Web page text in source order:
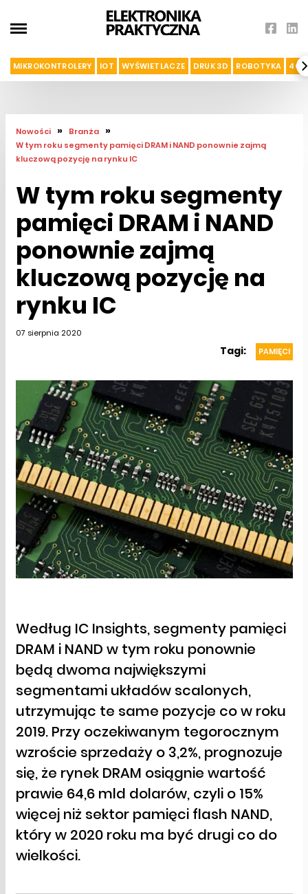
MIKROKONTROLERY IOT WYŚWIETLACZE DRUK 3D ROBOTYKA 4G I
Nowości » Branża »
W tym roku segmenty pamięci DRAM i NAND ponownie zajmą
kluczową pozycję na rynku IC
W tym roku segmenty
pamięci DRAM i NAND
ponownie zajmą
kluczową pozycję na
rynku IC
07 sierpnia 2020
Tagi: PAMIĘCI
Według IC Insights, segmenty pamięci
DRAM i NAND w tym roku ponownie
będą dwoma największymi
segmentami układów scalonych,
utrzymując te same pozycje co w roku
2019. Przy oczekiwanym tegorocznym
wzroście sprzedaży o 3,2%, prognozuje
się, że rynek DRAM osiągnie wartość
prawie 64,6 mld dolarów, czyli o 15%
więcej niż sektor pamięci flash NAND,
który w 2020 roku ma być drugi co do
wielkości.